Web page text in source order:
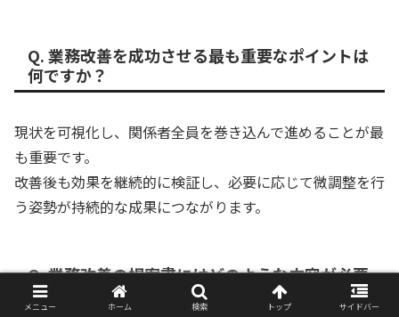
Q. 業務改善を成功させる最も重要なポイントは
何ですか？
現状を可視化し、関係者全員を巻き込んで進めることが最
も重要です。
改善後も効果を継続的に検証し、必要に応じて微調整を行
う姿勢が持続的な成果につながります。
Q. 業務改善の提案書にはどのような内容が必要
ですか？
メニュー ホーム 検索 トップ サイドバー